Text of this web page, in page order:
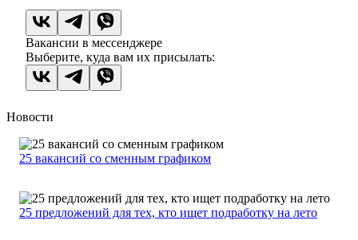
Вакансии в мессенджере
Выберите, куда вам их присылать:
Новости
25 вакансий со сменным графиком
25 предложений для тех, кто ищет подработку на лето